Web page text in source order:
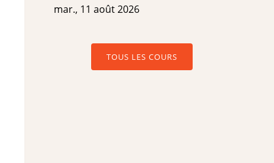
mar., 11 août 2026
TOUS LES COURS